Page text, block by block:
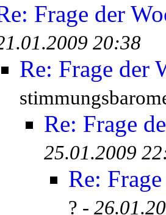
Frage der
20:38
Re: Frage der
Re: Frage
25.01.2009
Re:
? -